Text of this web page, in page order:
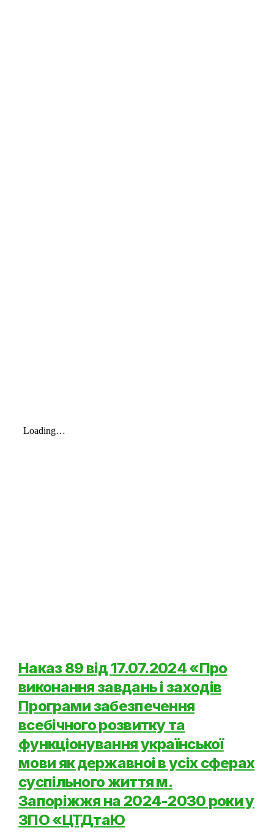
Наказ 89 від 17.07.2024 «Про
виконання завдань i заходiв
Програми забезпечення
всебiчного розвитку та
функцiонування української
мови як державноi в ycix сферах
суспiльного життя м.
Запорiжжя на 2024-2030 роки у
ЗПО «ЦТДтаЮ